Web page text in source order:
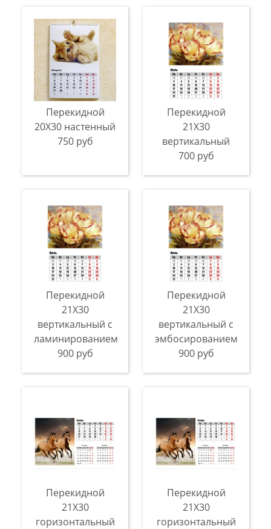
Перекидной
20Х30 настенный
750 руб
Перекидной
21X30
вертикальный
700 руб
Перекидной
21X30
вертикальный с
ламинированием
900 руб
Перекидной
21X30
вертикальный с
эмбосированием
900 руб
Перекидной
21X30
горизонтальный
Перекидной
21X30
горизонтальный